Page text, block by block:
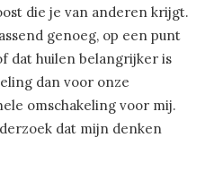
die je van anderen krijgt.
genoeg, op een punt
dat huilen belangrijker is
dan voor onze
omschakeling voor mij.
dat mijn denken